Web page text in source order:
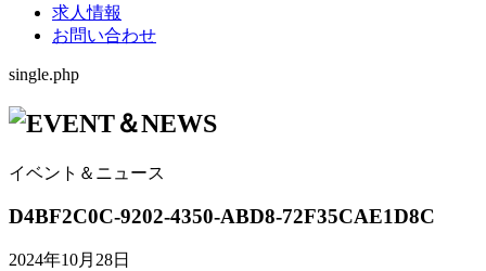
求人情報
お問い合わせ
single.php
イベント＆ニュース
D4BF2C0C-9202-4350-ABD8-72F35CAE1D8C
2024年10月28日